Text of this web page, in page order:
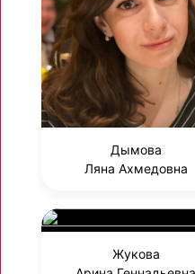
Дымова
Ляна Ахмедовна
Жукова